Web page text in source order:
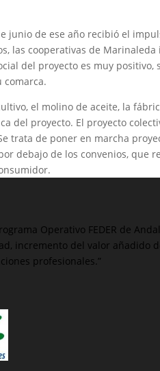
de ese año recibió el
las cooperativas de
del proyecto es muy
comarca.
el molino de aceite, la
del proyecto. El proyecto
trata de poner en marcha
debajo de los convenios, que
Operativo FEDER de
incremento del valor añadido
profesionales.”